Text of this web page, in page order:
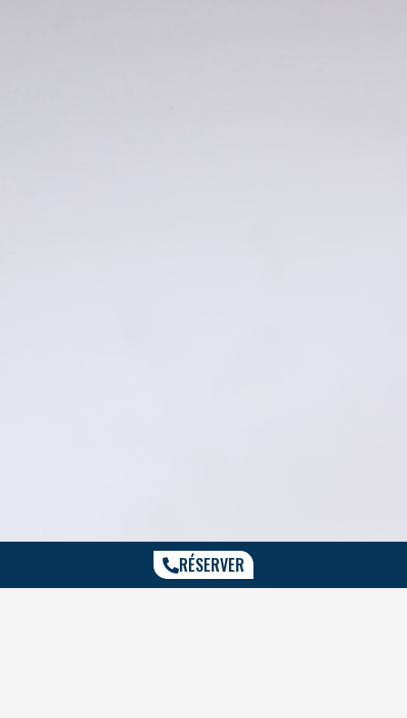
RÉSERVER